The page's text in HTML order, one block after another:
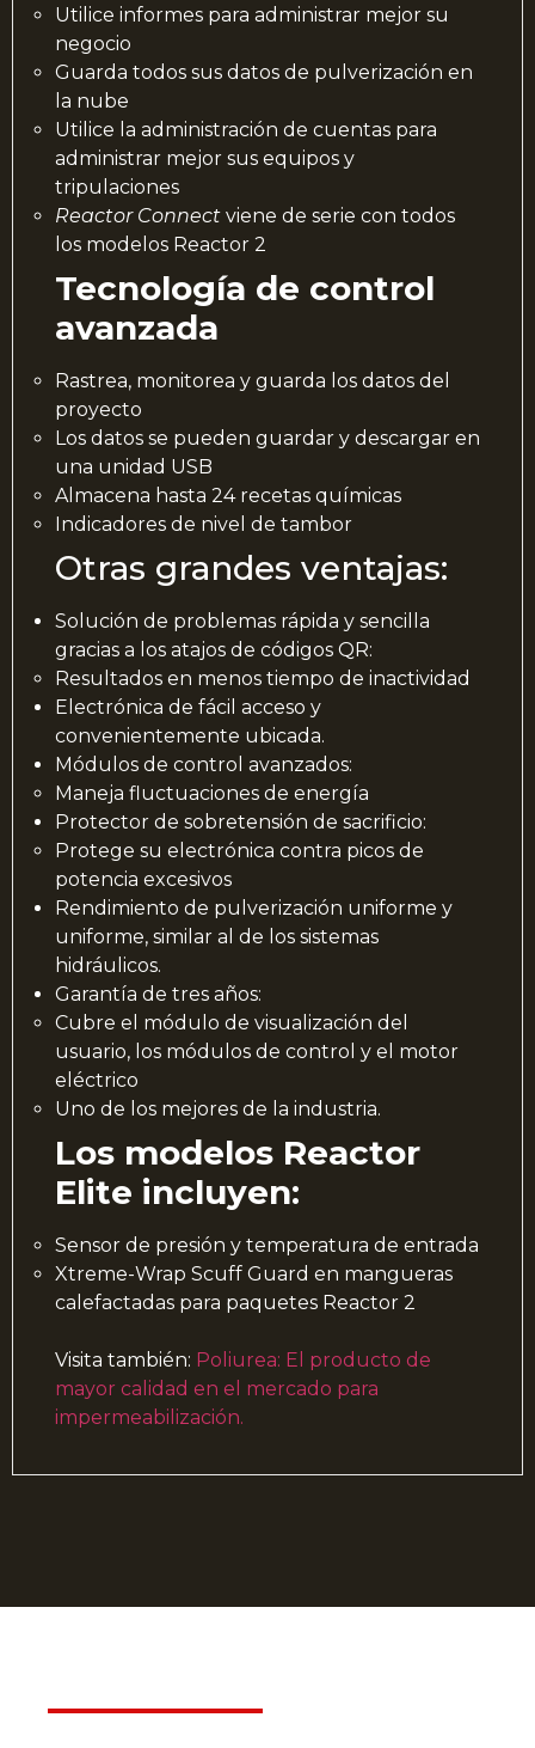
Utilice informes para administrar mejor su
negocio
Guarda todos sus datos de pulverización en
la nube
Utilice la administración de cuentas para
administrar mejor sus equipos y
tripulaciones
Reactor Connect viene de serie con todos
los modelos Reactor 2
Tecnología de control
avanzada
Rastrea, monitorea y guarda los datos del
proyecto
Los datos se pueden guardar y descargar en
una unidad USB
Almacena hasta 24 recetas químicas
Indicadores de nivel de tambor
Otras grandes ventajas:
Solución de problemas rápida y sencilla
gracias a los atajos de códigos QR:
Resultados en menos tiempo de inactividad
Electrónica de fácil acceso y
convenientemente ubicada.
Módulos de control avanzados:
Maneja fluctuaciones de energía
Protector de sobretensión de sacrificio:
Protege su electrónica contra picos de
potencia excesivos
Rendimiento de pulverización uniforme y
uniforme, similar al de los sistemas
hidráulicos.
Garantía de tres años:
Cubre el módulo de visualización del
usuario, los módulos de control y el motor
eléctrico
Uno de los mejores de la industria.
Los modelos Reactor
Elite incluyen:
Sensor de presión y temperatura de entrada
Xtreme-Wrap Scuff Guard en mangueras
calefactadas para paquetes Reactor 2
Visita también: Poliurea: El producto de
mayor calidad en el mercado para
impermeabilización.